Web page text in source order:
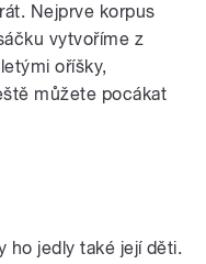
Nejprve korpus
vytvoříme z
oříšky,
můžete pocákat
ho jedly také její děti.